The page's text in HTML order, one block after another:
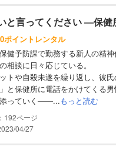
と言ってください ―保
ポイントレンタル
健予防課で勤務する新人の精
相談に日々応じている。
トや自殺未遂を繰り返し、彼
と保健所に電話をかけてくる
添っていく――...もっと読む
192
04/27